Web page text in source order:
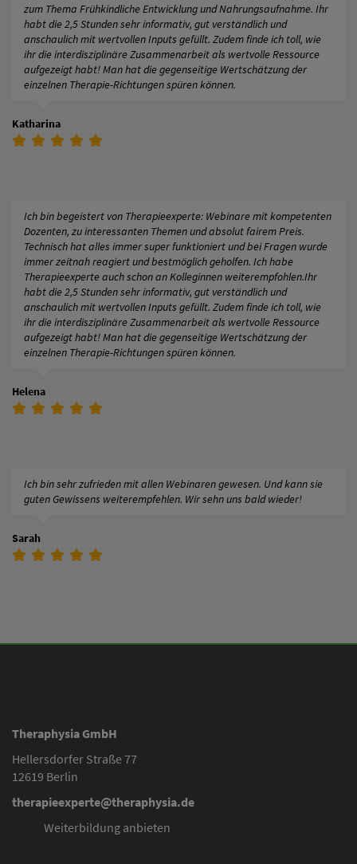
zum Thema Frühkindliche Entwicklung und Nahrungsaufnahme. Ihr
habt die 2,5 Stunden sehr informativ, gut verständlich und
anschaulich mit wertvollen Inputs gefüllt. Zudem finde ich toll, wie
ihr die interdisziplinäre Zusammenarbeit als wertvolle Ressource
aufgezeigt habt! Man hat die gegenseitige Wertschätzung der
einzelnen Therapie-Richtungen spüren können.
Katharina
Ich bin begeistert von Therapieexperte: Webinare mit kompetenten
Dozenten, zu interessanten Themen und absolut fairem Preis.
Technisch hat alles immer super funktioniert und bei Fragen wurde
immer zeitnah reagiert und bestmöglich geholfen. Ich habe
Therapieexperte auch schon an Kolleginnen weiterempfohlen.Ihr
habt die 2,5 Stunden sehr informativ, gut verständlich und
anschaulich mit wertvollen Inputs gefüllt. Zudem finde ich toll, wie
ihr die interdisziplinäre Zusammenarbeit als wertvolle Ressource
aufgezeigt habt! Man hat die gegenseitige Wertschätzung der
einzelnen Therapie-Richtungen spüren können.
Helena
Ich bin sehr zufrieden mit allen Webinaren gewesen. Und kann sie
guten Gewissens weiterempfehlen. Wir sehn uns bald wieder!
Sarah
Theraphysia GmbH
Hellersdorfer Straße 77
12619 Berlin
therapieexperte@theraphysia.de
Weiterbildung anbieten